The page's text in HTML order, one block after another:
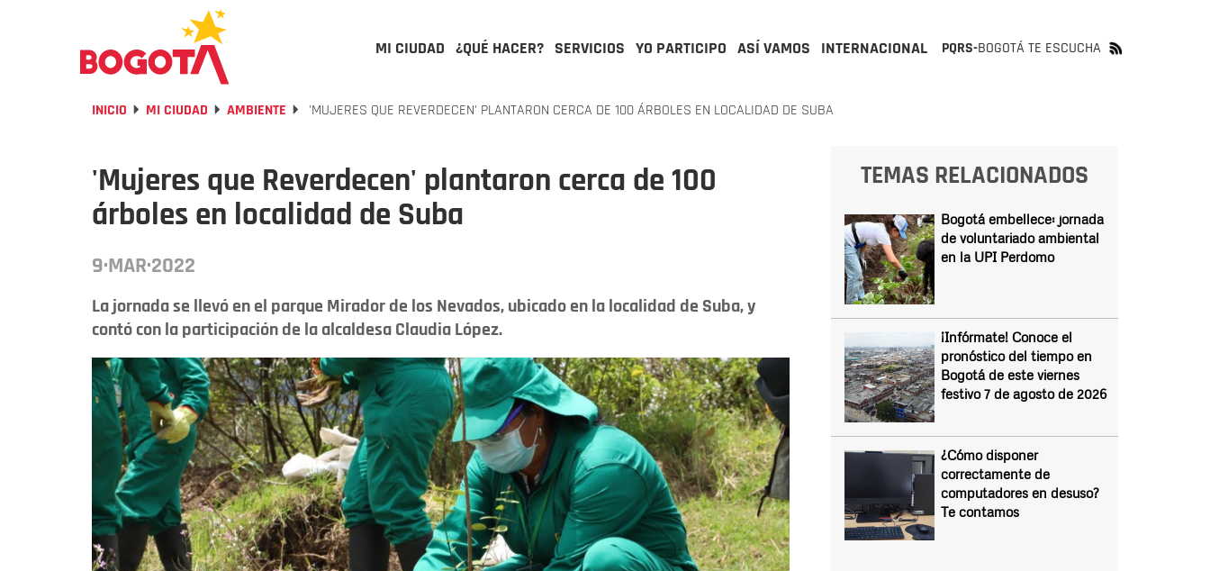
MI CIUDAD ¿QUÉ HACER? SERVICIOS YO PARTICIPO ASÍ VAMOS INTERNACIONAL PQRS-BOGOTÁ TE ESCUCHA
INICIO MI CIUDAD AMBIENTE 'MUJERES QUE REVERDECEN' PLANTARON CERCA DE 100 ÁRBOLES EN LOCALIDAD DE SUBA
'Mujeres que Reverdecen' plantaron cerca de 100
árboles en localidad de Suba
9·MAR·2022
La jornada se llevó en el parque Mirador de los Nevados, ubicado en la localidad de Suba, y
contó con la participación de la alcaldesa Claudia López.
TEMAS RELACIONADOS
Bogotá embellece: jornada
de voluntariado ambiental
en la UPI Perdomo
¡Infórmate! Conoce el
pronóstico del tiempo en
Bogotá de este viernes
festivo 7 de agosto de 2026
¿Cómo disponer
correctamente de
computadores en desuso?
Te contamos